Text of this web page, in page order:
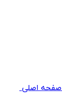
صفحه اصلی